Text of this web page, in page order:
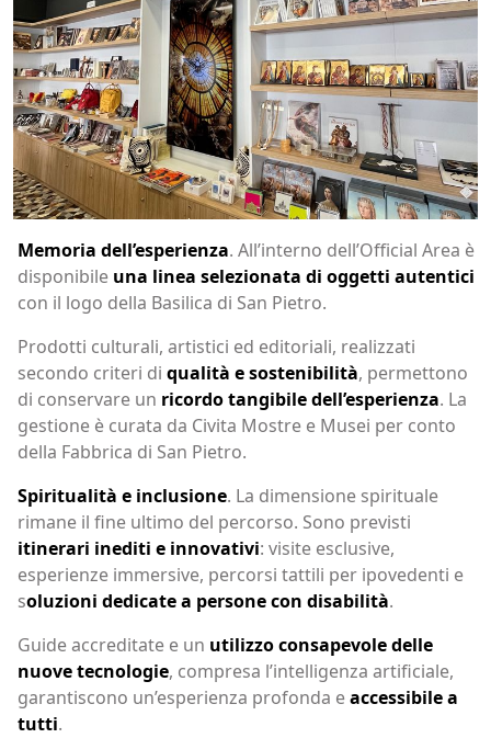
Memoria dell’esperienza. All’interno dell’Official Area è
disponibile una linea selezionata di oggetti autentici
con il logo della Basilica di San Pietro.
Prodotti culturali, artistici ed editoriali, realizzati
secondo criteri di qualità e sostenibilità, permettono
di conservare un ricordo tangibile dell’esperienza. La
gestione è curata da Civita Mostre e Musei per conto
della Fabbrica di San Pietro.
Spiritualità e inclusione. La dimensione spirituale
rimane il fine ultimo del percorso. Sono previsti
itinerari inediti e innovativi: visite esclusive,
esperienze immersive, percorsi tattili per ipovedenti e
soluzioni dedicate a persone con disabilità.
Guide accreditate e un utilizzo consapevole delle
nuove tecnologie, compresa l’intelligenza artificiale,
garantiscono un’esperienza profonda eaccessibile a
tutti.